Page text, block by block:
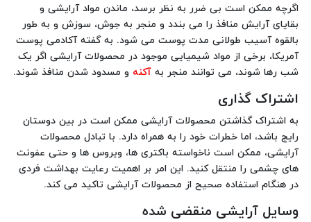
اگرچه ممکن است بی ضرر به نظر برسد، ماندن مواد آرایشی و
بقایای آرایش منافذ را می بندد و منجر به جوش، سوزش و به طور
بالقوه آسیب طولانی مدت پوست می شود. به گفته آکادمی پوست
آمریکا، برخی از مواد شیمیایی موجود در محصولات آرایشی اگر یک
شب رها شوند، می توانند منجر به آکنه و مسدود شدن منافذ شوند.
اشتراک گذاری
به اشتراک گذاشتن محصولات آرایشی ممکن است در بین دوستان
رایج باشد، اما خطرات خود را به همراه دارد. با تبادل محصولات
آرایشی، ممکن است ناخواسته باکتری ها، ویروس ها و حتی عفونت
های چشمی را منتقل کنید. این امر بر اهمیت رعایت بهداشت فردی
در هنگام استفاده صحیح از محصولات آرایشی تاکید می کند.
وسایل آرایشی منقضی شده